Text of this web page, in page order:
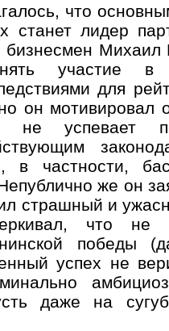
что
станет лидер
бизнесмен Михаил
участие в
для
он мотивировал
не успевает
в частности,
же он
страшный и
что не
победы
успех не
даже на